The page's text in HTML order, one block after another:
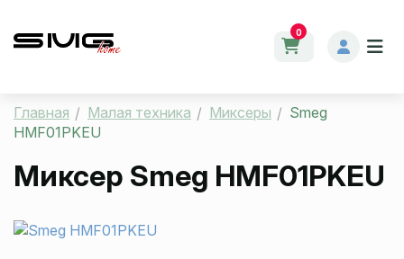
0
Главная Малая техника Миксеры
Smeg
HMF01PKEU
Миксер Smeg HMF01PKEU